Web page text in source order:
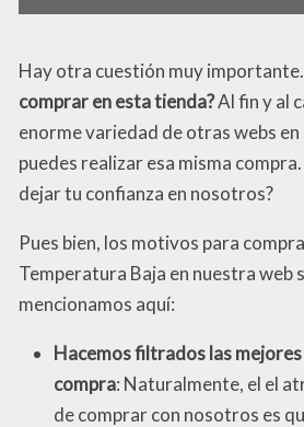
Hay otra cuestión muy
comprar en esta tienda?Al fin y al
enorme variedad de otras webs en
puedes realizar esa misma
dejar tu confianza en nosotros?
Pues bien, los motivos para
Temperatura Baja en nuestra web
mencionamos aquí:
Hacemos filtrados las
compra: Naturalmente, el el
de comprar con nosotros es